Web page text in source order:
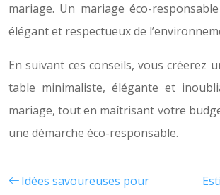
mariage. Un mariage éco-
élégant et respectueux de
En suivant ces conseils, vous créerez
table minimaliste, élégante et
mariage, tout en maîtrisant votre
une démarche éco-responsable.
Idées savoureuses pour